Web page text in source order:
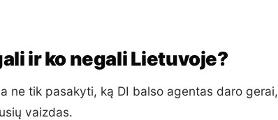
ir ko negali Lietuvoje?
ne tik pasakyti, ką DI balso agentas daro gerai,
vaizdas.